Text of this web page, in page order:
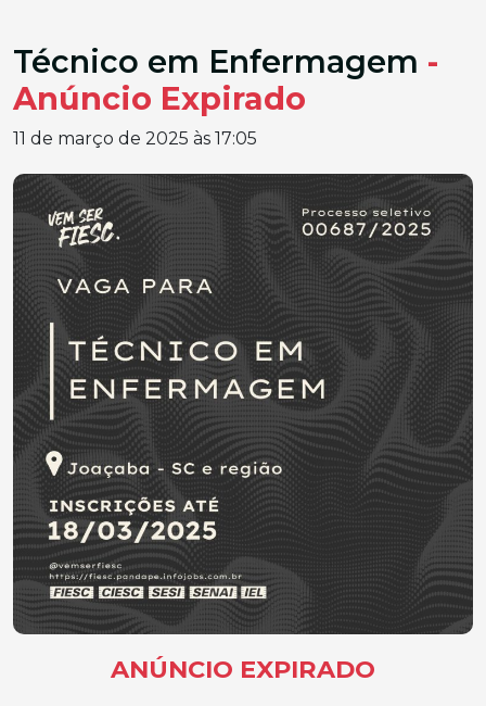
Técnico em Enfermagem -
Anúncio Expirado
11 de março de 2025 às 17:05
ANÚNCIO EXPIRADO